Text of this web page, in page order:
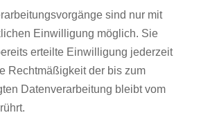
sind nur mit
Einwilligung möglich. Sie
erteilte Einwilligung jederzeit
Rechtmäßigkeit der bis zum
Datenverarbeitung bleibt vom